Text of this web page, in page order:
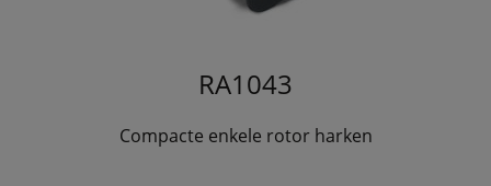
RA1043
Compacte enkele rotor harken